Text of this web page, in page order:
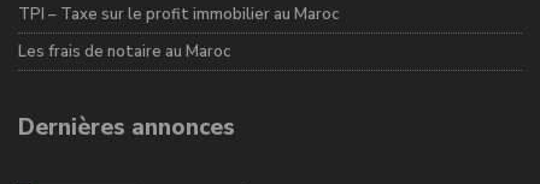
TPI – Taxe sur le profit immobilier au Maroc
Les frais de notaire au Maroc
Dernières annonces